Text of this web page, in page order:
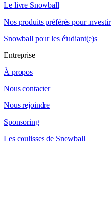
Le livre Snowball
Nos produits préférés pour investir
Snowball pour les étudiant(e)s
Entreprise
À propos
Nous contacter
Nous rejoindre
Sponsoring
Les coulisses de Snowball